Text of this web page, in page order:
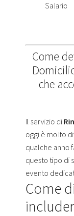
Salario
Come
che
Il servizio di
oggi è molto
qualche anno
questo tipo di
evento
Come